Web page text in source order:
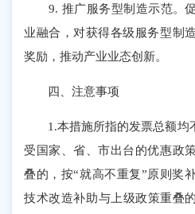
9. 推广服务型制造示范。促
业融合，对获得各级服务型制
奖励，推动产业业态创新。
四、注意事项
1.本措施所指的发票总额均
受国家、省、市出台的优惠政
叠的，按“就高不重复”原则奖
技术改造补助与上级政策重叠